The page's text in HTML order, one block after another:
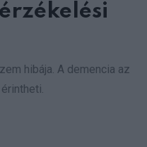
hibája. A demencia az